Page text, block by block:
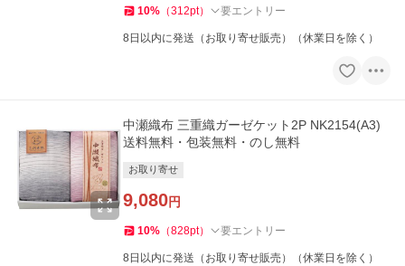
10% （312pt） 要エントリー
8日以内に発送（お取り寄せ販売）（休業日を除く）
中瀬織布 三重織ガーゼケット2P NK2154(A3)
送料無料・包装無料・のし無料
お取り寄せ
9,080円
10% （828pt） 要エントリー
8日以内に発送（お取り寄せ販売）（休業日を除く）